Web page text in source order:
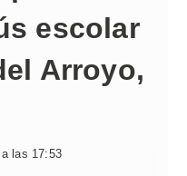
escolar
Arroyo,
las 17:53